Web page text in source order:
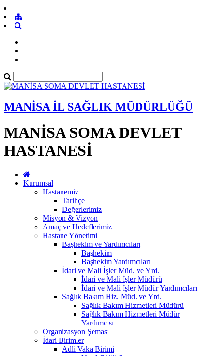
MANİSA İL SAĞLIK MÜDÜRLÜĞÜ
MANİSA SOMA DEVLET
HASTANESİ
Kurumsal
Hastanemiz
Tarihçe
Değerlerimiz
Misyon & Vizyon
Amaç ve Hedeflerimiz
Hastane Yönetimi
Başhekim ve Yardımcıları
Başhekim
Başhekim Yardımcıları
İdari ve Mali İşler Müd. ve Yrd.
İdari ve Mali İşler Müdürü
İdari ve Mali İşler Müdür Yardımcıları
Sağlık Bakım Hiz. Müd. ve Yrd.
Sağlık Bakım Hizmetleri Müdürü
Sağlık Bakım Hizmetleri Müdür
Yardımcısı
Organizasyon Şeması
İdari Birimler
Adli Vaka Birimi